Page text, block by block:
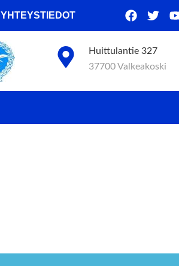
YHTEYSTIEDOT
Huittulantie 327
37700 Valkeakoski